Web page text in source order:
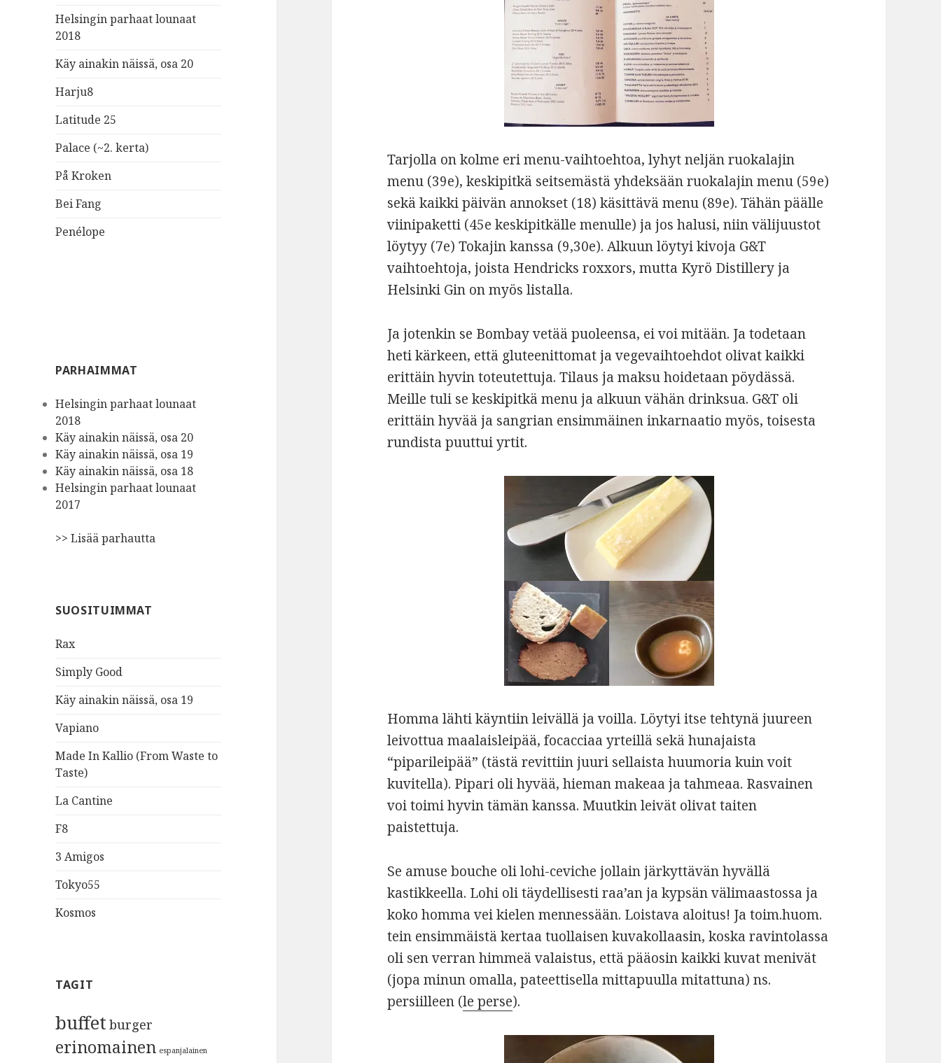
Helsingin parhaat lounaat
2018
Käy ainakin näissä, osa 20
Harju8
Latitude 25
Palace (~2. kerta)
På Kroken
Bei Fang
Penélope
PARHAIMMAT
Helsingin parhaat lounaat
2018
Käy ainakin näissä, osa 20
Käy ainakin näissä, osa 19
Käy ainakin näissä, osa 18
Helsingin parhaat lounaat
2017
>> Lisää parhautta
SUOSITUIMMAT
Rax
Simply Good
Käy ainakin näissä, osa 19
Vapiano
Made In Kallio (From Waste to
Taste)
La Cantine
F8
3 Amigos
Tokyo55
Kosmos
TAGIT
buffet burger
erinomainen espanjalainen
Tarjolla on kolme eri menu-vaihtoehtoa, lyhyt neljän ruokalajin
menu (39e), keskipitkä seitsemästä yhdeksään ruokalajin menu (59e)
sekä kaikki päivän annokset (18) käsittävä menu (89e). Tähän päälle
viinipaketti (45e keskipitkälle menulle) ja jos halusi, niin välijuustot
löytyy (7e) Tokajin kanssa (9,30e). Alkuun löytyi kivoja G&T
vaihtoehtoja, joista Hendricks roxxors, mutta Kyrö Distillery ja
Helsinki Gin on myös listalla.
Ja jotenkin se Bombay vetää puoleensa, ei voi mitään. Ja todetaan
heti kärkeen, että gluteenittomat ja vegevaihtoehdot olivat kaikki
erittäin hyvin toteutettuja. Tilaus ja maksu hoidetaan pöydässä.
Meille tuli se keskipitkä menu ja alkuun vähän drinksua. G&T oli
erittäin hyvää ja sangrian ensimmäinen inkarnaatio myös, toisesta
rundista puuttui yrtit.
Homma lähti käyntiin leivällä ja voilla. Löytyi itse tehtynä juureen
leivottua maalaisleipää, focacciaa yrteillä sekä hunajaista
“piparileipää” (tästä revittiin juuri sellaista huumoria kuin voit
kuvitella). Pipari oli hyvää, hieman makeaa ja tahmeaa. Rasvainen
voi toimi hyvin tämän kanssa. Muutkin leivät olivat taiten
paistettuja.
Se amuse bouche oli lohi-ceviche jollain järkyttävän hyvällä
kastikkeella. Lohi oli täydellisesti raa’an ja kypsän välimaastossa ja
koko homma vei kielen mennessään. Loistava aloitus! Ja toim.huom.
tein ensimmäistä kertaa tuollaisen kuvakollaasin, koska ravintolassa
oli sen verran himmeä valaistus, että pääosin kaikki kuvat menivät
(jopa minun omalla, pateettisella mittapuulla mitattuna) ns.
persiilleen (le perse).